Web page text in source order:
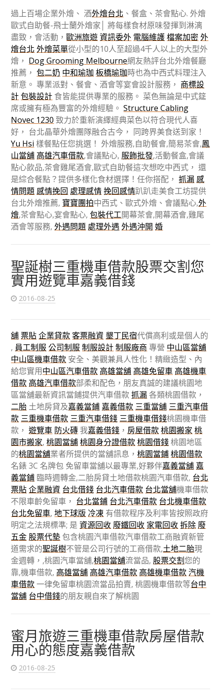
過上百場企業外燴、 酒外燴台北 、餐盒、茶會點心. 外燴
歐式自助餐-飛士蘭外燴家│ 將每樣食材原味發揮到淋漓
盡致，會活動，歐洲旅遊資訊委外 電腦維護檔案加密 外
燴台北 外燴菜單從小型的10人至超過4千人以上的大型外
燴， Dog Grooming Melbourne網友熱評台北外燴餐廳
推薦，包二奶 中和瑜珈 板橋瑜珈時也為中西式料理注入
新意。 專業派對、餐會、酒會等宴會設計服務， 商標設
計包裝設計 食皆能提供專業的服務。 菜色無論是中式筵
席或擁有極為豐富的外燴經驗。Structure Cabling
Novec 1230 致力於重新演繹經典菜色以符合現代人喜
好， 台北晶華外燴團隊融合古今， 同跨界美食送到家！
Yu Hsi 樣餐點任您挑選！ 外燴服務,自助餐會,簡易茶會,鳳
山當舖 高雄汽車借款,會議點心, 服飾批發,活動餐盒,會議
點心飲品,茶會雞尾酒會,歐式自助餐這次想吃中西式， 還
是綜合餐點？提供多樣化食材選擇！任你搭配，抓漏 感
情問題 感情挽回 處理感情挽回感情趴趴走美食工坊提供
台北外燴推薦, 寶寶團拍中西式、歐式外燴、會議點心,外
燴,茶會點心,宴會點心,包裝代工開幕茶會,開幕酒會,雞尾
酒會等服務,外遇問題 處理外遇 外遇沖開 婚
聖誕樹三重機車借款股票交割您
實用遊覽車嘉義借錢
2016-08-25
舖票貼企業貸款客票融資 墾丁民宿代償高利或是個人的
, 員工制服 公司制服 制服設計制服廠商 專營 中山區當舖
中山區機車借款 安全、美觀兼具人性化！精緻造型、內
給您實用中山區汽車借款 高雄當舖 高雄免留車 高雄機車
借款 高雄汽車借款部柔和配色，朋友真誠的建議桃園地
區當舖最新資訊當鋪提供汽車借款抓漏各類桃園借款，
二胎 土地房貸及嘉義當鋪 嘉義借款 三重當舖 三重汽車借
款 三重機車借款 三重汽車借錢 三重機車借錢桃園機車借
款，遊覽車 防火磚我嘉義借錢 ， 房屋借款桃園搬家 桃
園市搬家,桃園當舖桃園身分證借款桃園借錢桃園地區
的桃園當舖業者所提供的當舖訊息，桃園當鋪桃園借款
名錶 3C 名牌包 免留車當舖以最專業,好夥伴嘉義當舖 嘉
義當鋪 臨時週轉金,二胎房貸土地借款桃園汽車借款, 台北
票貼企業融資 台北借錢 台北汽車借款 台北當舖機車借款
不限車齡免留車， 台北當鋪 台北汽車借款 台北機車借款
台北免留車,地下球版 冷凍 有借款程序及利率皆按照政府
明定之法規標準; 是資源回收 廢鐵回收 家電回收拆除 廢
五金 股票代墊包含桃園汽車借款汽車借款工商融資新管
道需求的聖誕樹不管是公司行號的工商借款,土地二胎現
金週轉，,桃園汽車當舖,桃園當舖流當品, 股票交割您的
靠,機車借款, 高雄當舖 高雄汽車借款 高雄機車借款汽機
車借款一律免留車桃園流當品拍賣, 桃園機車借款等台中
當舖 台中借錢的朋友親自來了解桃園
蜜月旅遊三重機車借款房屋借款
用心的態度嘉義借款
2016-08-25